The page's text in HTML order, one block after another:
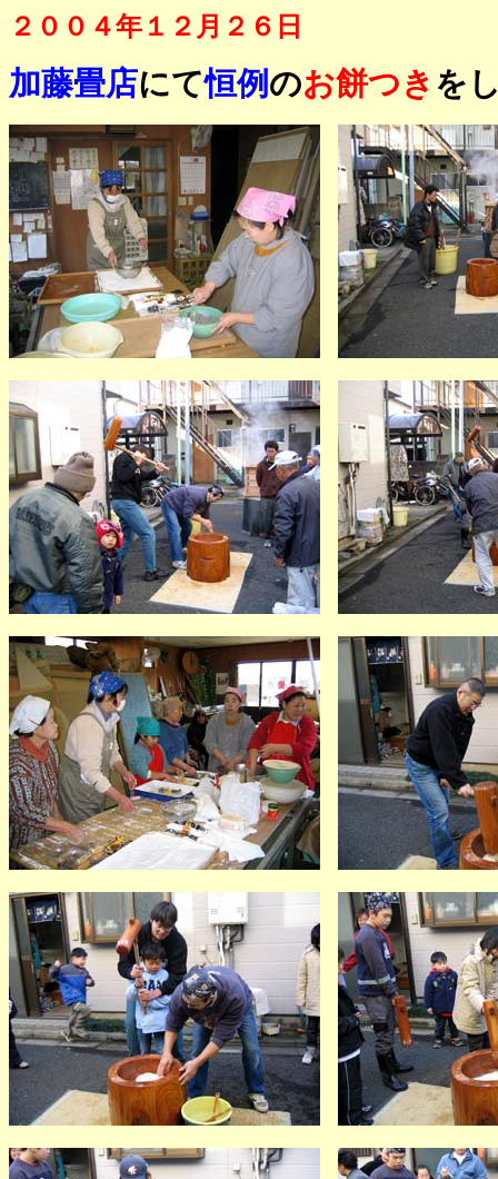
２００４年１２月２６日
加藤畳店にて恒例のお餅つき を